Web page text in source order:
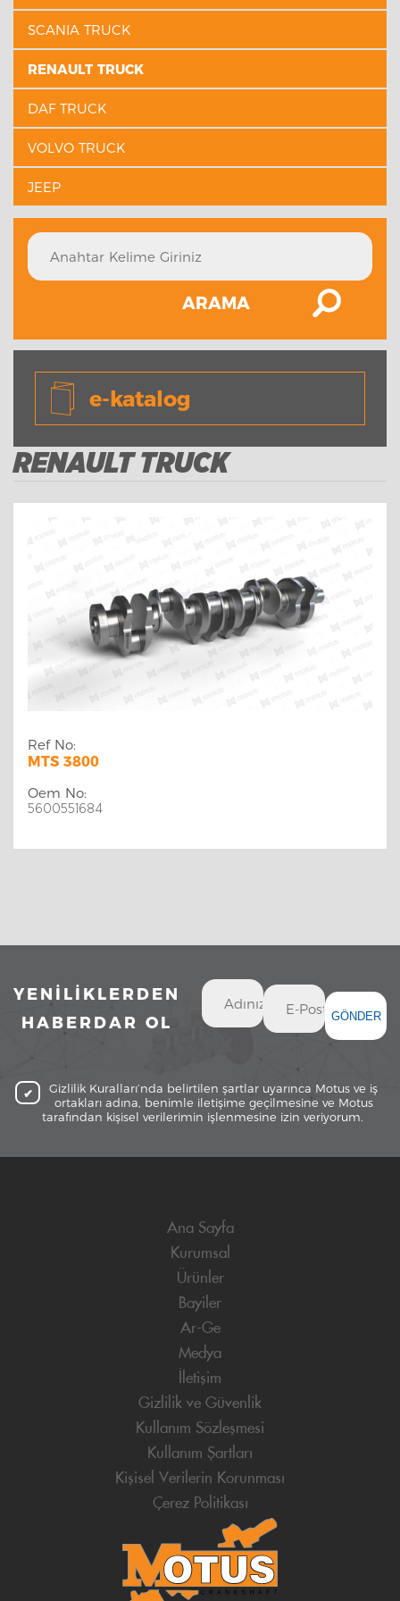
SCANIA TRUCK
RENAULT TRUCK
DAF TRUCK
VOLVO TRUCK
JEEP
ARAMA
e-katalog
RENAULT TRUCK
Ref No:
MTS 3800
Oem No:
5600551684
YENİLİKLERDEN
HABERDAR OL
GÖNDER
Gizlilik Kuralları’nda belirtilen şartlar uyarınca Motus ve iş
ortakları adına, benimle iletişime geçilmesine ve Motus
tarafından kişisel verilerimin işlenmesine izin veriyorum.
Ana Sayfa
Kurumsal
Ürünler
Bayiler
Ar-Ge
Medya
İletişim
Gizlilik ve Güvenlik
Kullanım Sözleşmesi
Kullanım Şartları
Kişisel Verilerin Korunması
Çerez Politikası